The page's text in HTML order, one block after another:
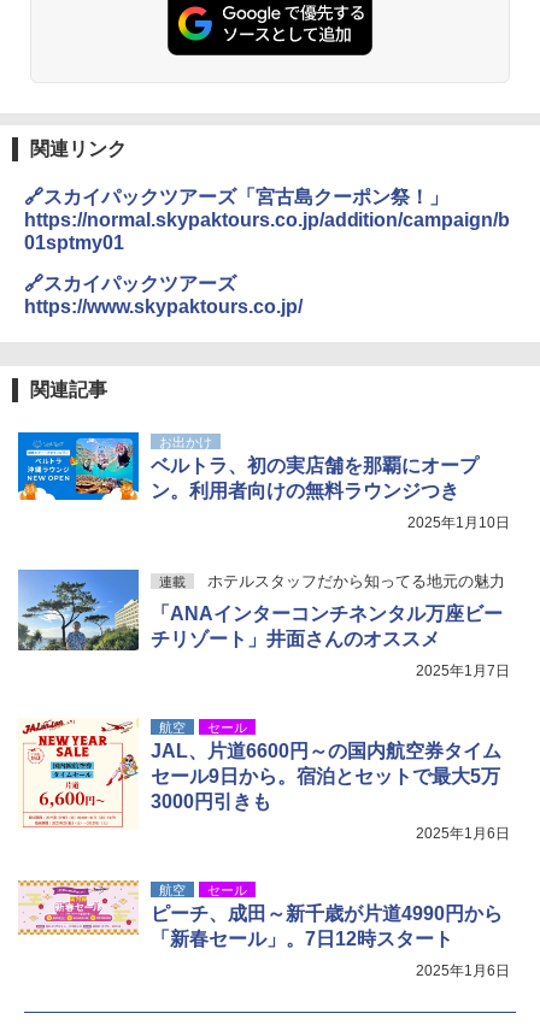
レーム テント
￥2,980
ニューエラ New Era キャップ メッシュキャ
ップ 9FORTY AFrame 15226380 NER37C00
ケア FREE
￥4,400
0ml（連続噴射30秒）110ml（連続噴射15
秒）射程5～10m 安全ロック搭載 携帯収納袋
付き ヒグマ・イノシシ対策 自治体・教育機
関の購入実績 登山・キャンプ・アウトドア・
防災用品 長期保存可能 緊急時用 日本国内発
￥3,680
関連リンク
🔗スカイパックツアーズ「宮古島クーポン祭！」
https://normal.skypaktours.co.jp/addition/campaign/b
01sptmy01
🔗スカイパックツアーズ
https://www.skypaktours.co.jp/
関連記事
お出かけ
ベルトラ、初の実店舗を那覇にオープ
ン。利用者向けの無料ラウンジつき
2025年1月10日
連載 ホテルスタッフだから知ってる地元の魅力
「ANAインターコンチネンタル万座ビー
チリゾート」井面さんのオススメ
2025年1月7日
航空 セール
JAL、片道6600円～の国内航空券タイム
セール9日から。宿泊とセットで最大5万
3000円引きも
2025年1月6日
航空 セール
ピーチ、成田～新千歳が片道4990円から
「新春セール」。7日12時スタート
2025年1月6日